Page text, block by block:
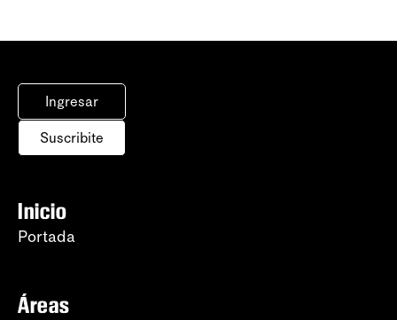
Ingresar
Suscribite
Inicio
Portada
Áreas